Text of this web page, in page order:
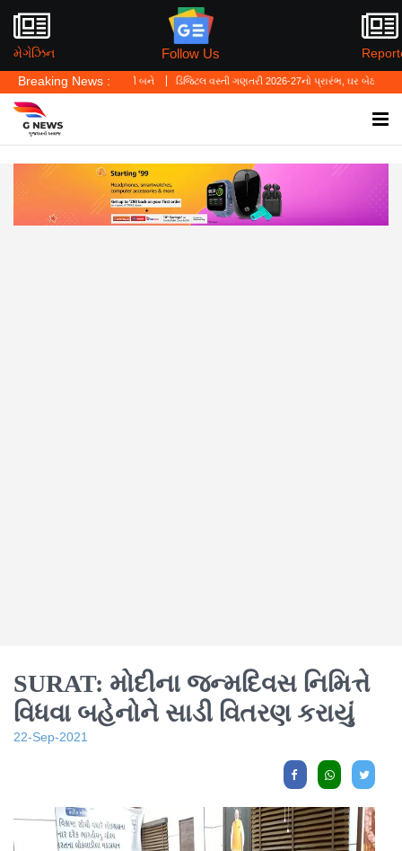
મેગેઝિન Follow Us
Breaking News :
બચાવ નહીં બને ડિજિટલ વસ્તી ગણતરી 2026-27નો પ્રારંભ, ઘર બેઠા આજે જ તમારાથી
SURAT: મોદીના જન્મદિવસ નિમિત્તે
વિધવા બહેનોને સાડી વિતરણ કરાયું
22-Sep-2021